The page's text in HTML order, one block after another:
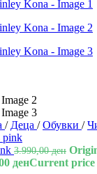
/ Деца / Обувки /
3.990,00ден
денCurrent price